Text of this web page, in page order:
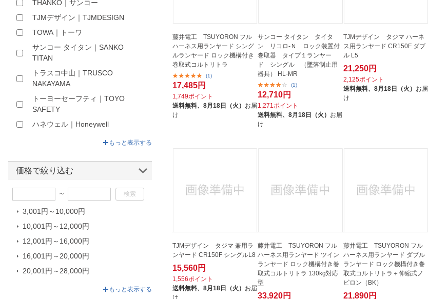
藤井電工 TSUYORON フル
ハーネス用ランヤード シング
ルランヤード ロック機構付き
巻取式コルトリトラ
(1)
17,485円
1,749ポイント
送料無料、 8月18日（火） お届
け
サンコー タイタン タイタ
ン リコロ‐Ｎ ロック装置付
巻取器 タイプ１ランヤー
ド シングル （墜落制止用
器具） HL-MR
(1)
12,710円
1,271ポイント
送料無料、8月18日（火） お届
け
TJMデザイン タジマ ハーネ
ス用ランヤード CR150F ダブ
ル L5
21,250円
2,125ポイント
送料無料、 8月18日（火） お届
け
TJMデザイン タジマ 兼用ラ
ンヤード CR150F シングルL8
15,560円
1,556ポイント
送料無料、 8月18日（火） お届
け
藤井電工 TSUYORON フル
ハーネス用ランヤード ツイン
ランヤード ロック機構付き巻
取式コルトリトラ 130kg対応
型
33,920円
藤井電工 TSUYORON フル
ハーネス用ランヤード ダブル
ランヤード ロック機構付き巻
取式コルトリトラ＋伸縮式ノ
ビロン（BK）
21,890円
THANKO｜サンコー
TJMデザイン｜TJMDESIGN
TOWA｜トーワ
サンコー タイタン｜SANKO
TITAN
トラスコ中山｜TRUSCO
NAKAYAMA
トーヨーセーフティ｜TOYO
SAFETY
ハネウェル｜Honeywell
基陽｜KIYO
谷沢製作所｜TANIZAWA
SEISAKUSHO
3Mジャパン｜スリーエムジャパン
もっと表示する
価格で絞り込む
~
3,001円～10,000円
10,001円～12,000円
12,001円～16,000円
16,001円～20,000円
20,001円～28,000円
もっと表示する